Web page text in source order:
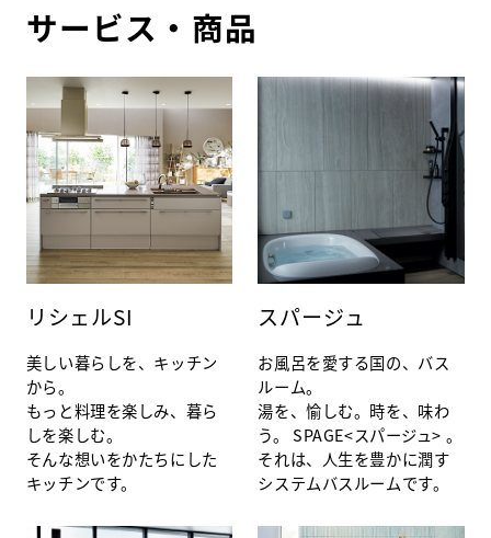
サービス・商品
リシェルSI
美しい暮らしを、キッチン
から。
もっと料理を楽しみ、暮ら
しを楽しむ。
そんな想いをかたちにした
キッチンです。
スパージュ
お風呂を愛する国の、バス
ルーム。
湯を、愉しむ。時を、味わ
う。 SPAGE<スパージュ> 。
それは、人生を豊かに潤す
システムバスルームです。